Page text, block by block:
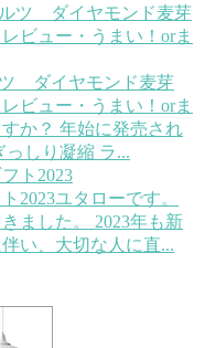
ダイヤモンド麦芽
ビュー・うまい！orま
か？ 年始に発売され
しり凝縮 ラ...
2023ユタローです。
ました。 2023年も新
い、大切な人に直...